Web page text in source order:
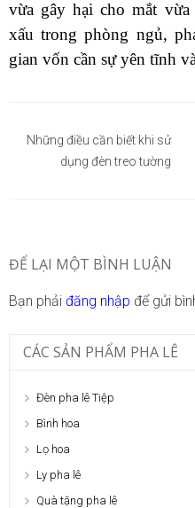
vừa gây hại cho mắt
xấu trong phòng ngủ,
gian vốn cần sự yên tĩnh
hướng
Những điều cần biết khi sử
dụng đèn treo tường
ĐỂ LẠI MỘT BÌNH LUẬN
Bạn phải đăng nhập để gửi
CÁC SẢN PHẨM PHA LÊ
Đèn pha lê Tiệp
Bình hoa
Lọ hoa
Ly pha lê
Quà tặng pha lê